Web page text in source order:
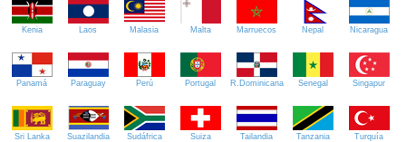
Kenia Laos Malasia Malta Marruecos Nepal Nicaragua
Panamá Paraguay Perú Portugal R.Dominicana Senegal Singapur
Sri Lanka Suazilandia Sudáfrica Suiza Tailandia Tanzania Turquía